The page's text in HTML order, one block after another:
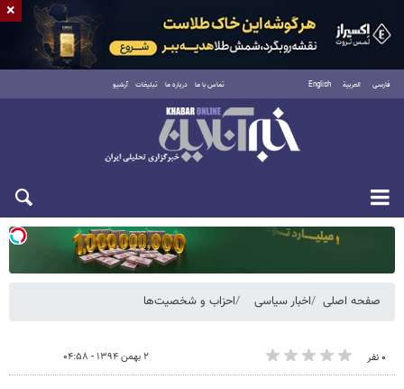
فارسی العربية English تماس با ما درباره ما تبلیغات آرشیو
یکشنبه ۱۸ مرداد ۱۴۰۵
صفحه اصلی اخبار سیاسی احزاب و شخصیت‌ها
۰ نفر ۲ بهمن ۱۳۹۴ - ۰۴:۵۸
×